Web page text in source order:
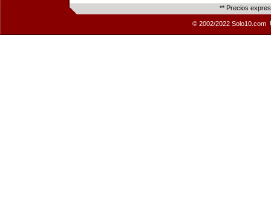
** Precios
© 2002/2022 Solo10.com